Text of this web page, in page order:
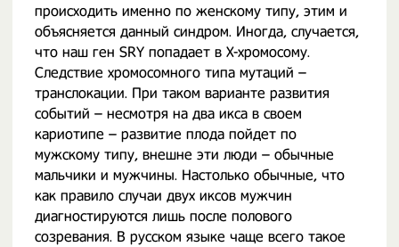
происходить именно по женскому типу, этим и
объясняется данный синдром. Иногда, случается,
что наш ген SRY попадает в X-хромосому.
Следствие хромосомного типа мутаций –
транслокации. При таком варианте развития
событий – несмотря на два икса в своем
кариотипе – развитие плода пойдет по
мужскому типу, внешне эти люди – обычные
мальчики и мужчины. Настолько обычные, что
как правило случаи двух иксов мужчин
диагностируются лишь после полового
созревания. В русском языке чаще всего такое